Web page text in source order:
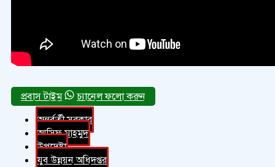
চ্যানেল ফলো করুন
অন্তর্বর্তী সরকার
আসিফ মাহমুদ
উপদেষ্টা
যুব উন্নয়ন অধিদপ্তর